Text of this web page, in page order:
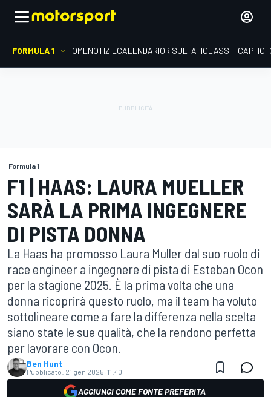
FORMULA 1 HOMENOTIZIECALENDARIORISULTATICLASSIFICA
Formula 1
F1 | HAAS: LAURA MUELLER
SARÀ LA PRIMA INGEGNERE
DI PISTA DONNA
La Haas ha promosso Laura Muller dal suo ruolo di
race engineer a ingegnere di pista di Esteban Ocon
per la stagione 2025. È la prima volta che una
donna ricoprirà questo ruolo, ma il team ha voluto
sottolineare come a fare la differenza nella scelta
siano state le sue qualità, che la rendono perfetta
per lavorare con Ocon.
Ben Hunt
Pubblicato: 21 gen 2025, 11:40
AGGIUNGI COME FONTE PREFERITA